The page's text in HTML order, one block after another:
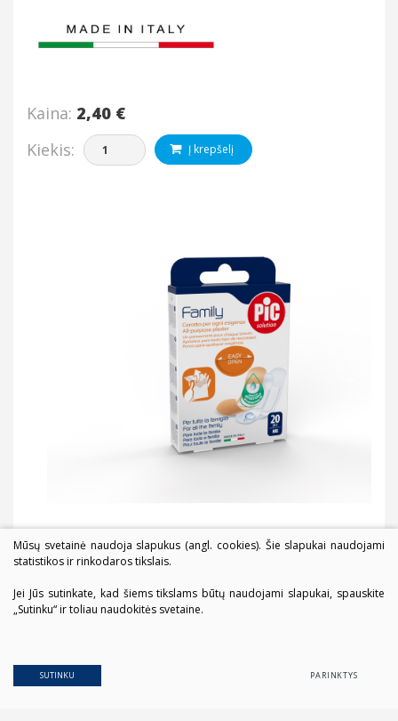
Kaina: 2,40 €
Kiekis:
Į krepšelį
Mūsų svetainė naudoja slapukus (angl. cookies). Šie slapukai naudojami
statistikos ir rinkodaros tikslais.
Jei Jūs sutinkate, kad šiems tikslams būtų naudojami slapukai, spauskite
„Sutinku“ ir toliau naudokitės svetaine.
SUTINKU PARINKTYS